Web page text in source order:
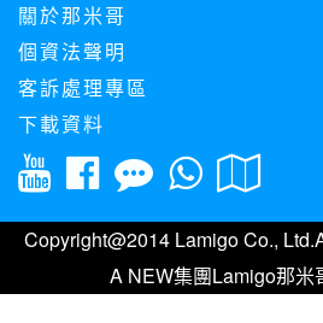
帳號資料。若您有相關法律上問題需
向警政單位提出告訴，我們將全力配
有相關資料，以協助調查及破案！
自我保護措施:
請妥善保管您在本公司及相關企業伙
人資料，不要將任何資料、密碼提供
本公司相關企業伙伴網站所提供的服
倘若您發現有任何非經授權的第三者
問或訂購時，請立即通知本站。
關於那米哥
個資法聲明
客訴處理專區
下載資料
Copyright@2014 Lamigo Co.,
A NEW集團Lamigo那米